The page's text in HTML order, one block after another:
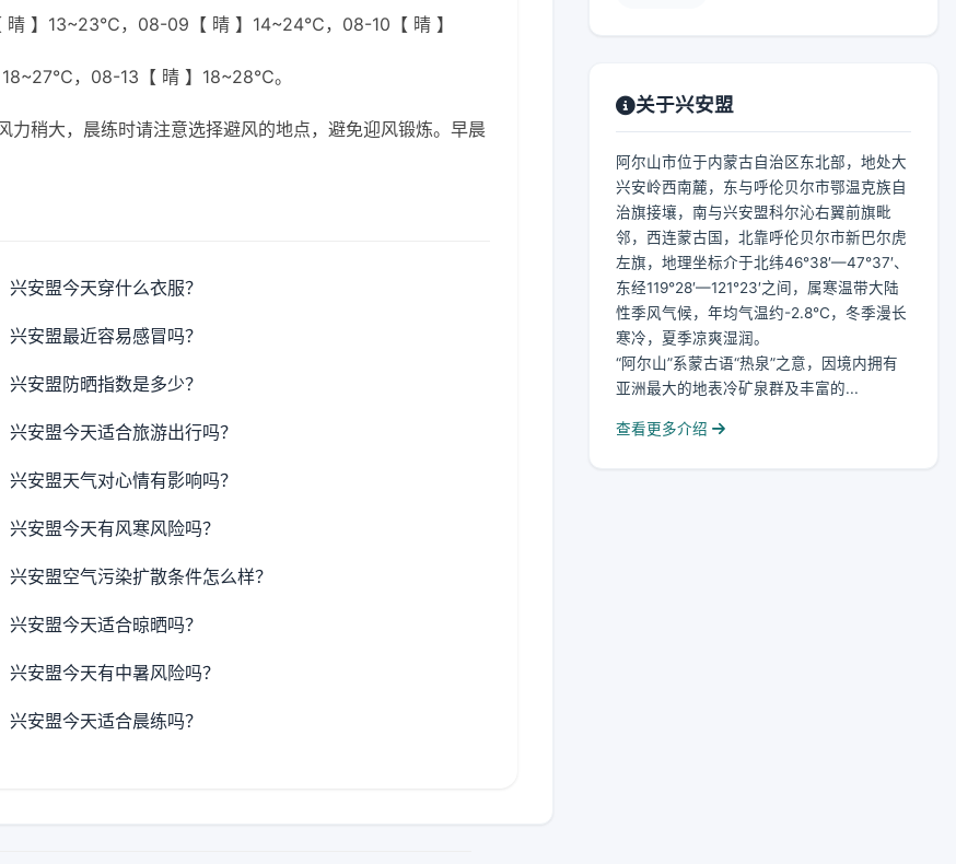
】13~23℃，08-09【 晴 】14~24℃，08-10【 晴 】
，08-13【 晴 】18~28℃。
稍大，晨练时请注意选择避风的地点，避免迎风锻炼。早晨
兴安盟今天穿什么衣服？
兴安盟最近容易感冒吗？
兴安盟防晒指数是多少？
兴安盟今天适合旅游出行吗？
兴安盟天气对心情有影响吗？
兴安盟今天有风寒风险吗？
兴安盟空气污染扩散条件怎么样？
兴安盟今天适合晾晒吗？
兴安盟今天有中暑风险吗？
兴安盟今天适合晨练吗？
关于兴安盟
阿尔山市位于内蒙古自治区东北部，地处大
兴安岭西南麓，东与呼伦贝尔市鄂温克族自
治旗接壤，南与兴安盟科尔沁右翼前旗毗
邻，西连蒙古国，北靠呼伦贝尔市新巴尔虎
左旗，地理坐标介于北纬46°38′—47°37′、
东经119°28′—121°23′之间，属寒温带大陆
性季风气候，年均气温约-2.8℃，冬季漫长
寒冷，夏季凉爽湿润。
“阿尔山”系蒙古语“热泉”之意，因境内拥有
亚洲最大的地表冷矿泉群及丰富的...
查看更多介绍